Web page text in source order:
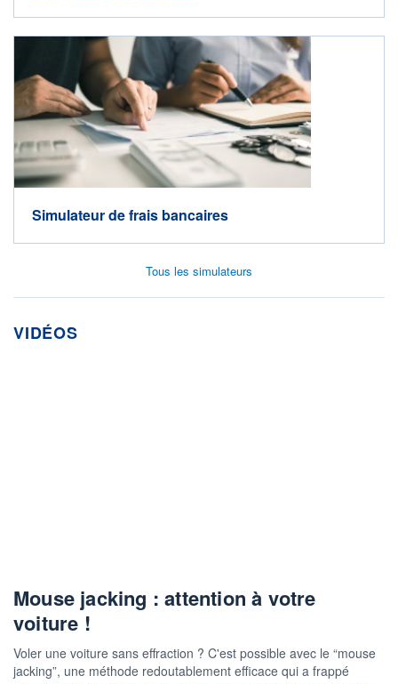
Simulateur de frais bancaires
Tous les simulateurs
VIDÉOS
Mouse jacking : attention à votre
voiture !
Voler une voiture sans effraction ? C'est possible avec le “mouse
jacking”, une méthode redoutablement efficace qui a frappé